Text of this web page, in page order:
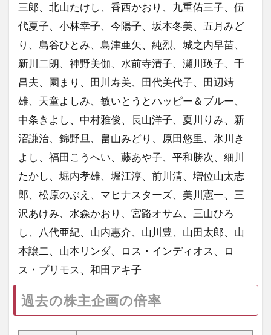
三郎、北山たけし、香西かおり、九重佑三子、伍
代夏子、小林幸子、今陽子、坂本冬美、五月みど
り、島谷ひとみ、島津亜矢、純烈、城之内早苗、
新川二朗、神野美伽、水前寺清子、瀬川瑛子、千
昌夫、園まり、田川寿美、田代美代子、田辺靖
雄、天童よしみ、敏いとうとハッピー＆ブルー、
中条きよし、中村雅俊、長山洋子、夏川りみ、新
沼謙治、錦野旦、畠山みどり、原田悠里、氷川き
よし、福田こうへい、藤あや子、平和勝次、細川
たかし、堀内孝雄、堀江淳、前川清、増位山太志
郎、松原のぶえ、マヒナスターズ、美川憲一、三
沢あけみ、水森かおり、宮路オサム、三山ひろ
し、八代亜紀、山内惠介、山川豊、山田太郎、山
本譲二、山本リンダ、ロス・インディオス、ロ
ス・プリモス、和田アキ子
過去の株主企画の倍率